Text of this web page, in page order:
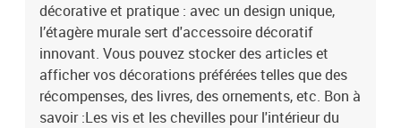
décorative et pratique : avec un design unique,
l’étagère murale sert d'accessoire décoratif
innovant. Vous pouvez stocker des articles et
afficher vos décorations préférées telles que des
récompenses, des livres, des ornements, etc. Bon à
savoir :Les vis et les chevilles pour l'intérieur du